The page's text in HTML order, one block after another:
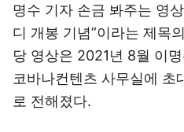
명수 기자 손금 봐주는 영
디 개봉 기념”이라는 제목
당 영상은 2021년 8월 이
코바나컨텐츠 사무실에 초
로 전해졌다.